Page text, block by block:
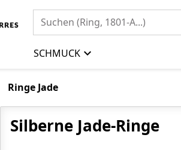
SCHMUCK
Ringe Jade
Silberne Jade-Ringe